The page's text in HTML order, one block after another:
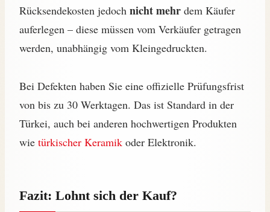
Rücksendekosten jedoch nicht mehr dem Käufer
auferlegen – diese müssen vom Verkäufer getragen
werden, unabhängig vom Kleingedruckten.
Bei Defekten haben Sie eine offizielle Prüfungsfrist
von bis zu 30 Werktagen. Das ist Standard in der
Türkei, auch bei anderen hochwertigen Produkten
wie türkischer Keramik oder Elektronik.
Fazit: Lohnt sich der Kauf?